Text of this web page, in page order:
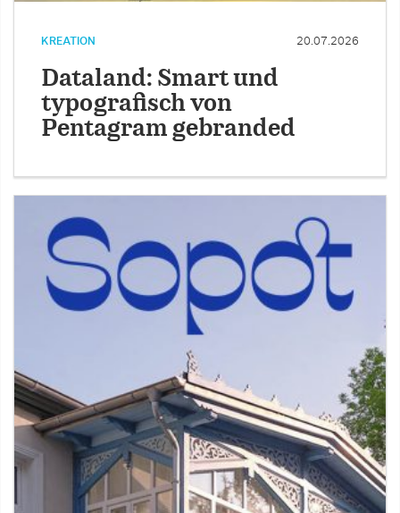
KREATION 20.07.2026
Dataland: Smart und
typografisch von
Pentagram gebranded